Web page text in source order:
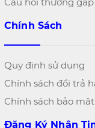
Câu hỏi thường gặp
Chính Sách
Quy định sử dụng
Chính sách đổi trả
Chính sách bảo
Đăng Ký Nhận